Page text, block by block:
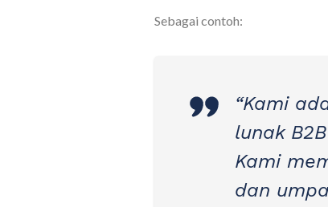
Sebagai contoh:
“Kami
lunak
Kami
dan